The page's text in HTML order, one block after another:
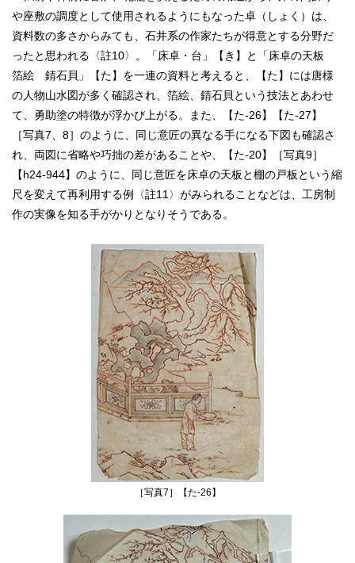
や座敷の調度として使用されるようにもなった卓（しょく）は、
資料数の多さからみても、石井系の作家たちが得意とする分野だ
ったと思われる〈註10〉。「床卓・台」【き】と「床卓の天板
箔絵 錆石貝」【た】を一連の資料と考えると、【た】には唐様
の人物山水図が多く確認され、箔絵、錆石貝という技法とあわせ
て、勇助塗の特徴が浮かび上がる。また、【た‐26】【た‐27】
［写真7、8］のように、同じ意匠の異なる手になる下図も確認さ
れ、両図に省略や巧拙の差があることや、【た‐20】［写真9］
【h24‐944】のように、同じ意匠を床卓の天板と棚の戸板という縮
尺を変えて再利用する例〈註11〉がみられることなどは、工房制
作の実像を知る手がかりとなりそうである。
［写真7］【た‐26】